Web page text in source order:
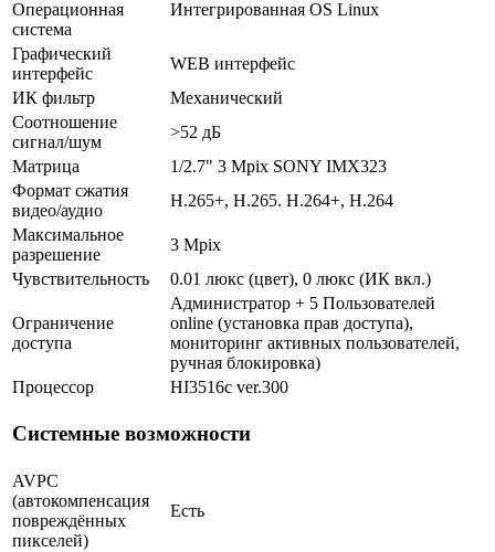
Операционная
система
Интегрированная OS Linux
Графический
интерфейс
WEB интерфейс
ИК фильтр
Механический
Соотношение
сигнал/шум
>52 дБ
Матрица
1/2.7" 3 Mpix SONY IMX323
Формат сжатия
видео/аудио
H.265+, H.265. H.264+, H.264
Максимальное
разрешение
3 Mpix
Чувствительность
0.01 люкс (цвет), 0 люкс (ИК вкл.)
Ограничение
доступа
Администратор + 5 Пользователей
online (установка прав доступа),
мониторинг активных пользователей,
ручная блокировка)
Процессор
HI3516c ver.300
Системные возможности
AVPC
(автокомпенсация
повреждённых
пикселей)
Есть